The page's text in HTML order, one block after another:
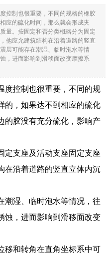
控制也很重要，不同的规格的橡胶
应的硫化时间，那么就会形成夹
量。按固定和否分类概略分为固定
他应允建筑结构在沿着道路的竖直
层可能存在潮湿、临时泡水等情
，进而影响到滑移面改变摩擦系
度控制也很重要，不同的规
的，如果达不到相应的硫化
的胶没有充分硫化，影响产
定支座及活动支座固定支座
在沿着道路的竖直立体内沉
潮湿、临时泡水等情况，往
蚀，进而影响到滑移面改变
移和转角在直角坐标系中可